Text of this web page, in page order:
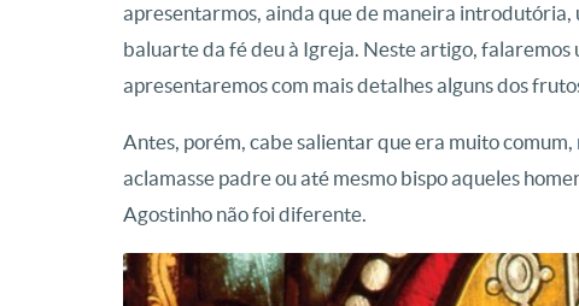
apresentarmos, ainda que de maneira
baluarte da fé deu à Igreja. Neste artigo, falaremos
apresentaremos com mais detalhes alguns dos
Antes, porém, cabe salientar que era muito
aclamasse padre ou até mesmo bispo aqueles
Agostinho não foi diferente.